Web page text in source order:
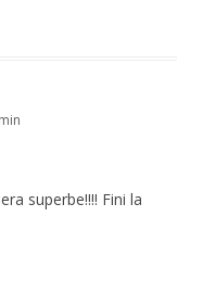
superbe!!!! Fini la